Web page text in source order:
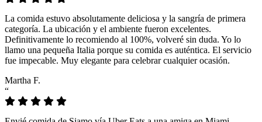
La comida estuvo absolutamente deliciosa y la sangría de primera
categoría. La ubicación y el ambiente fueron excelentes.
Definitivamente lo recomiendo al 100%, volveré sin duda. Yo lo
llamo una pequeña Italia porque su comida es auténtica. El servicio
fue impecable. Muy elegante para celebrar cualquier ocasión.
Martha F.
“